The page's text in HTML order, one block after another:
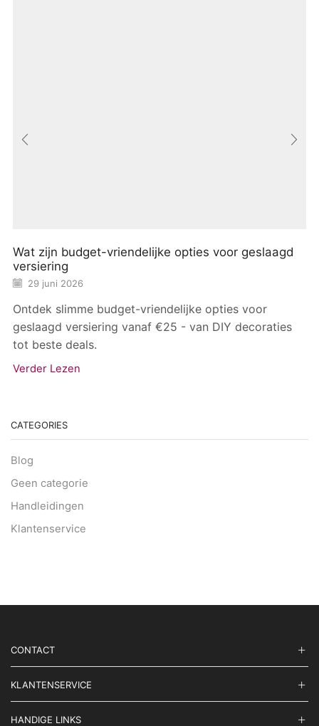
Wat zijn budget-vriendelijke opties voor geslaagd
versiering
29 juni 2026
Ontdek slimme budget-vriendelijke opties voor
geslaagd versiering vanaf €25 - van DIY decoraties
tot beste deals.
Verder Lezen
CATEGORIES
Blog
Geen categorie
Handleidingen
Klantenservice
CONTACT
KLANTENSERVICE
HANDIGE LINKS